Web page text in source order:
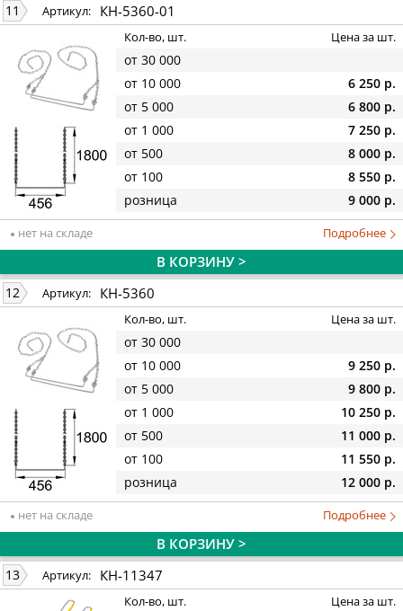
11 Артикул: КН-5360-01
Кол-во, шт. Цена за шт.
от 30 000
от 10 000
6 250 р.
от 5 000
6 800 р.
от 1 000
7 250 р.
от 500
8 000 р.
от 100
8 550 р.
розница
9 000 р.
нет на складе Подробнее
В КОРЗИНУ >
12 Артикул: КН-5360
Кол-во, шт. Цена за шт.
от 30 000
от 10 000
9 250 р.
от 5 000
9 800 р.
от 1 000
10 250 р.
от 500
11 000 р.
от 100
11 550 р.
розница
12 000 р.
нет на складе Подробнее
В КОРЗИНУ >
13 Артикул: КН-11347
Кол-во, шт. Цена за шт.